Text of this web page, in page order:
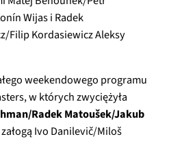
Wijas i Radek
Filip Kordasiewicz Aleksy
weekendowego programu
w których zwyciężyła
Radek Matoušek/Jakub
Ivo Danilevič/Miloš